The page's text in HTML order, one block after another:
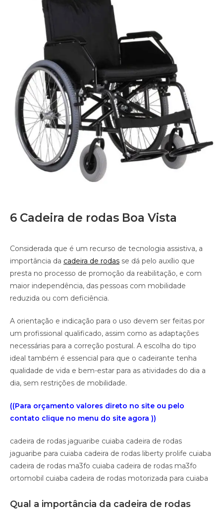
6 Cadeira de rodas Boa Vista
Considerada que é um recurso de tecnologia assistiva, a
importância da cadeira de rodas se dá pelo auxílio que
presta no processo de promoção da reabilitação, e com
maior independência, das pessoas com mobilidade
reduzida ou com deficiência.
A orientação e indicação para o uso devem ser feitas por
um profissional qualificado, assim como as adaptações
necessárias para a correção postural. A escolha do tipo
ideal também é essencial para que o cadeirante tenha
qualidade de vida e bem-estar para as atividades do dia a
dia, sem restrições de mobilidade.
((Para orçamento valores direto no site ou pelo
contato clique no menu do site agora ))
cadeira de rodas jaguaribe cuiaba cadeira de rodas
jaguaribe para cuiaba cadeira de rodas liberty prolife cuiaba
cadeira de rodas ma3fo cuiaba cadeira de rodas ma3fo
ortomobil cuiaba cadeira de rodas motorizada para cuiaba
Qual a importância da cadeira de rodas